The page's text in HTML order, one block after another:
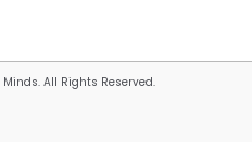
All Rights Reserved.